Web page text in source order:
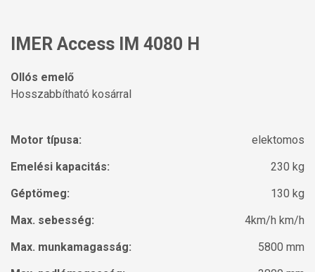
IMER Access IM 4080 H
Ollós emelő
Hosszabbítható kosárral
Motor típusa:
elektomos
Emelési kapacitás:
230 kg
Géptömeg:
130 kg
Max. sebesség:
4km/h km/h
Max. munkamagasság:
5800 mm